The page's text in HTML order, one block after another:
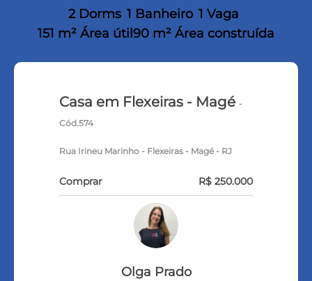
2 Dorms 1 Banheiro 1 Vaga
151 m² Área útil 90 m² Área construída
Casa em Flexeiras - Magé-
Cód.574
Rua Irineu Marinho - Flexeiras - Magé - RJ
Comprar R$ 250.000
Olga Prado